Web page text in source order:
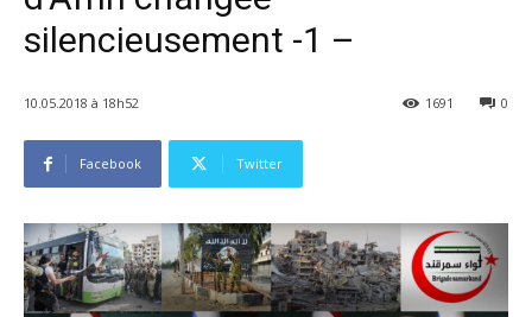
silencieusement -1 –
10.05.2018 à 18h52 0
1691
Facebook Twitter